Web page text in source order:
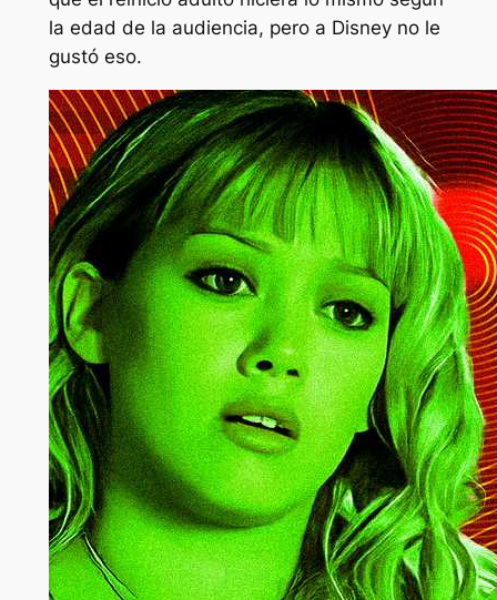
la edad de la audiencia, pero a Disney no le
gustó eso.